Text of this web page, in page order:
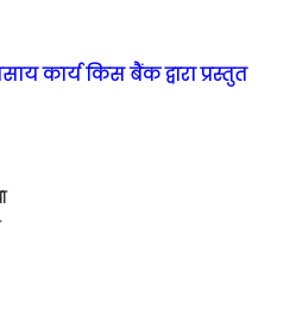
कार्य किस बैंक द्वारा प्रस्तुत